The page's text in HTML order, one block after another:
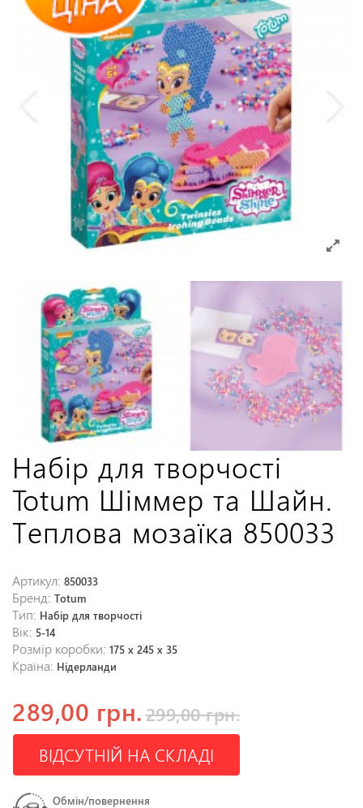
Набір для творчості
Totum Шіммер та Шайн.
Теплова мозаїка 850033
Артикул: 850033
Бренд: Totum
Тип: Набір для творчості
Вік: 5-14
Розмір коробки: 175 x 245 x 35
Країна: Нідерланди
289,00 грн.299,00 грн.
ВІДСУТНІЙ НА СКЛАДІ
Обмін/повернення